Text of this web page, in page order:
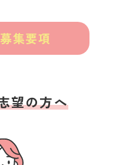
集要項
望の方へ